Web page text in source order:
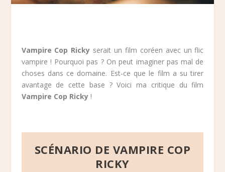
Vampire Cop Ricky serait un film coréen avec un flic
vampire ! Pourquoi pas ? On peut imaginer pas mal de
choses dans ce domaine. Est-ce que le film a su tirer
avantage de cette base ? Voici ma critique du film
Vampire Cop Ricky!
SCÉNARIO DE VAMPIRE COP
RICKY